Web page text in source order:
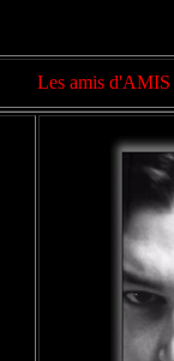
Les amis d'AMIS